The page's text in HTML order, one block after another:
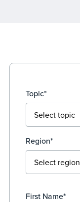
Topic*
Region*
First Name*